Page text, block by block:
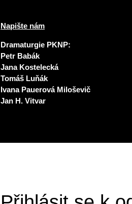
Napište nám
Dramaturgie PKNP:
Petr Babák
Jana Kostelecká
Tomáš Luňák
Ivana Pauerová Miloševič
Jan H. Vitvar